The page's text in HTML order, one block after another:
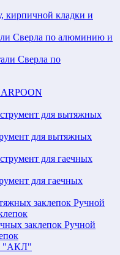
кирпичной кладки и
Сверла по алюминию и
Сверла по
для вытяжных
для гаечных
Ручной
Ручной
"АКЛ"